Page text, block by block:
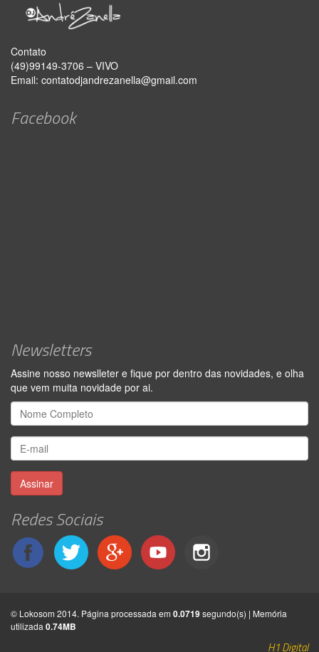
Contato
(49)99149-3706 – VIVO
Email: contatodjandrezanella@gmail.com
Facebook
Newsletters
Assine nosso newslleter e fique por dentro das novidades, e olha
que vem muita novidade por ai.
Assinar
Redes Sociais
© Lokosom 2014. Página processada em 0.0719segundo(s) | Memória
utilizada 0.74MB
H1 Digital